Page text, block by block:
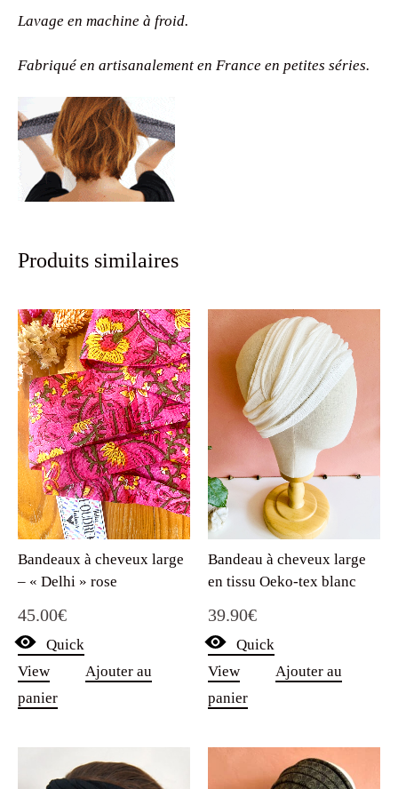
Lavage en machine à froid.
Fabriqué en artisanalement en France en petites séries.
Produits similaires
Bandeaux à cheveux large
– « Delhi » rose
45.00€
Quick
View
Ajouter au
panier
Bandeau à cheveux large
en tissu Oeko-tex blanc
39.90€
Quick
View
Ajouter au
panier